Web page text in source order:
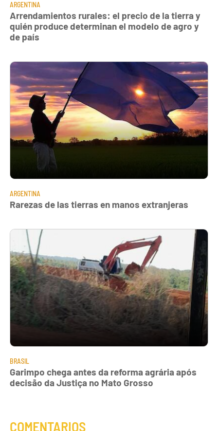
ARGENTINA
Arrendamientos rurales: el precio de la tierra y
quién produce determinan el modelo de agro y
de país
ARGENTINA
Rarezas de las tierras en manos extranjeras
BRASIL
Garimpo chega antes da reforma agrária após
decisão da Justiça no Mato Grosso
COMENTARIOS